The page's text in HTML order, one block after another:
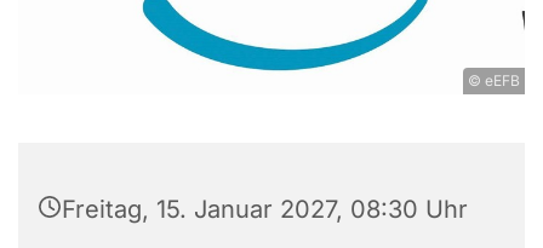
© eEFB
Freitag, 15. Januar 2027, 08:30 Uhr